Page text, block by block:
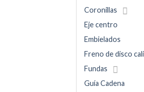
Coronillas
Eje centro
Embielados
Freno de disco
Fundas
Guía Cadena